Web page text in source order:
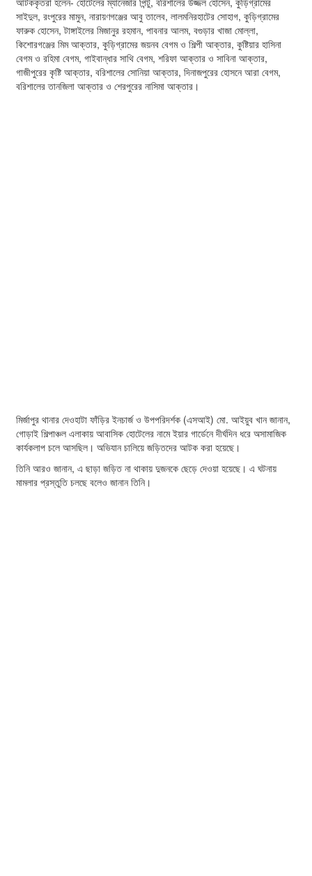
সাইদুল, রংপুরের মামুন, নারায়ণগঞ্জের আবু তালেব, লালমনিরহাটের সোহাগ, কুড়িগ্রামের
ফারুক হোসেন, টাঙ্গাইলের মিজানুর রহমান, পাবনার আলম, বগুড়ার খাজা মোল্লা,
কিশোরগঞ্জের মিম আক্তার, কুড়িগ্রামের জয়নব বেগম ও শিল্পী আক্তার, কুষ্টিয়ার হাসিনা
বেগম ও রহিমা বেগম, গাইবান্ধার সাথি বেগম, শরিফা আক্তার ও সাবিনা আক্তার,
গাজীপুরের কৃষ্টি আক্তার, বরিশালের সোনিয়া আক্তার, দিনাজপুরের হোসনে আরা বেগম,
বরিশালের তানজিলা আক্তার ও শেরপুরের নাসিমা আক্তার।
মির্জাপুর থানার দেওহাটা ফাঁড়ির ইনচার্জ ও উপপরিদর্শক (এসআই) মো. আইয়ুব খান জানান,
গোড়াই শিল্পাঞ্চল এলাকায় আবাসিক হোটেলের নামে ইয়ার গার্ডেনে দীর্ঘদিন ধরে অসামাজিক
কার্যকলাপ চলে আসছিল। অভিযান চালিয়ে জড়িতদের আটক করা হয়েছে।
তিনি আরও জানান, এ ছাড়া জড়িত না থাকায় দুজনকে ছেড়ে দেওয়া হয়েছে। এ ঘটনায়
মামলার প্রস্তুতি চলছে বলেও জানান তিনি।